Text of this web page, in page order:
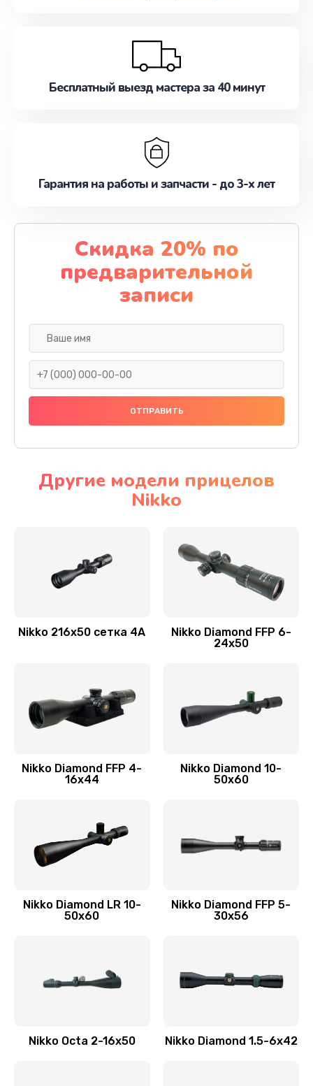
Бесплатный выезд мастера за 40 минут
Гарантия на работы и запчасти - до 3-х лет
Скидка 20% по
предварительной
записи
Другие модели прицелов
Nikko
Nikko 216x50 сетка 4А
Nikko Diamond FFP 6-
24x50
Nikko Diamond FFP 4-
16x44
Nikko Diamond 10-
50x60
Nikko Diamond LR 10-
50x60
Nikko Diamond FFP 5-
30x56
Nikko Octa 2-16x50 Nikko Diamond 1.5-6x42